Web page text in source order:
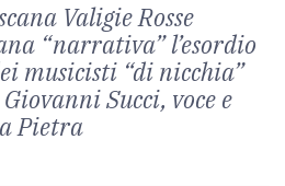
Valigie Rosse
“narrativa” l’esordio
musicisti “di nicchia”
Succi, voce e
Pietra